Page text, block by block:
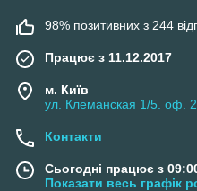
98% позитивних з 244
Працює з 11.12.2017
м. Київ
ул. Клеманская 1/5. оф.
Контакти
Сьогодні працює з
Показати весь графік